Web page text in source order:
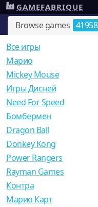
Browse games 41958
GAMEFABRIQUE
Все игры
Mарио
Mickey Mouse
Игры Дисней
Need For Speed
Бомбермен
Dragon Ball
Donkey Kong
Power Rangers
Rayman Games
Контра
Марио Карт